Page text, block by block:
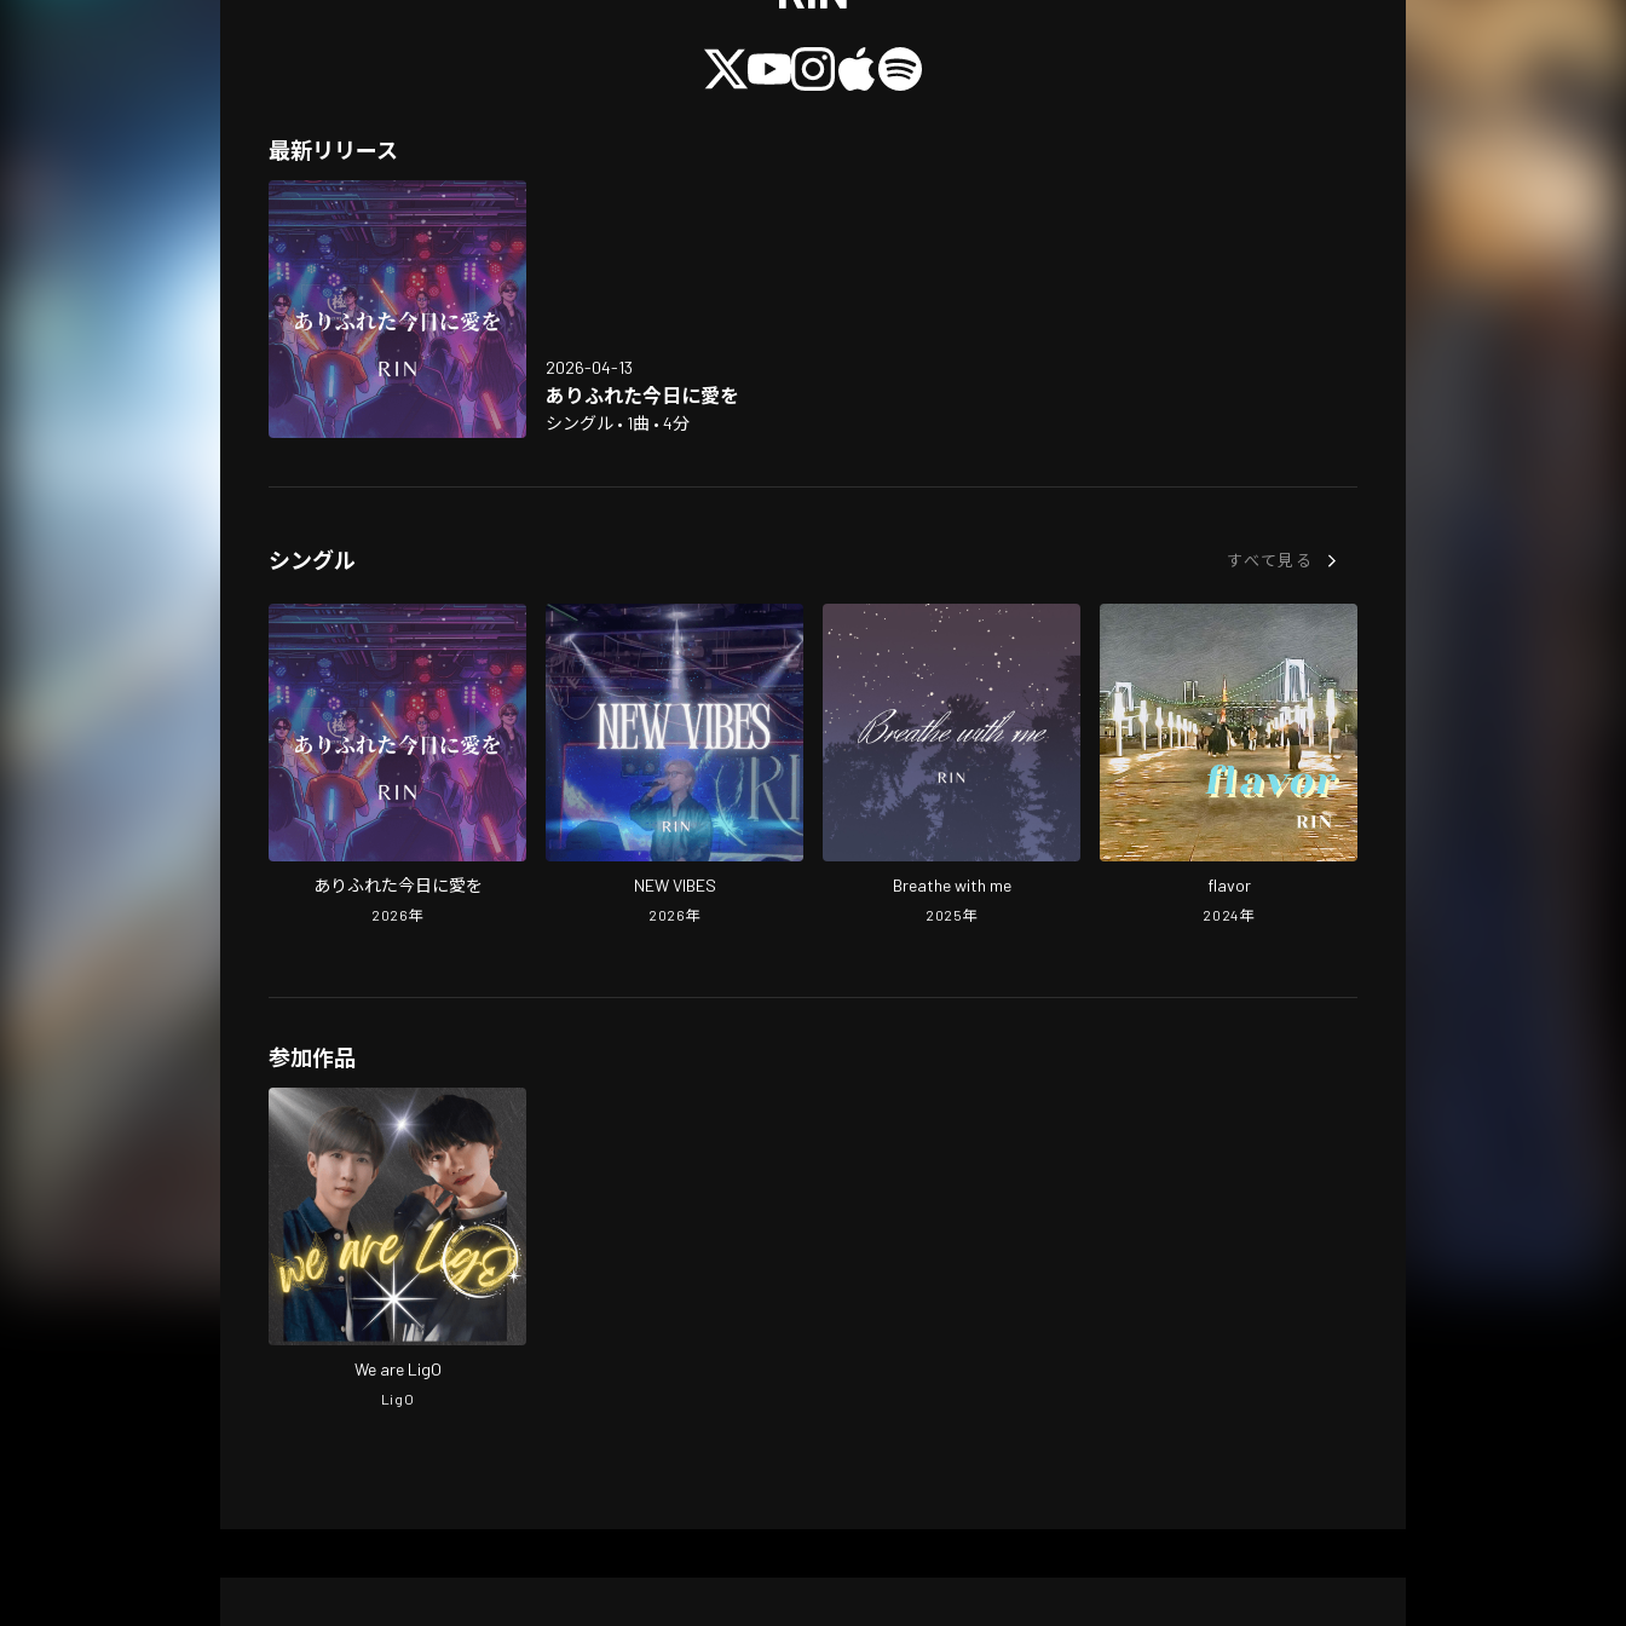
最新リリース
2026-04-13
ありふれた今日に愛を
シングル • 1曲 • 4分
シングル すべて見る
ありふれた今日に愛を
2026年
NEW VIBES
2026年
Breathe with me
2025年
flavor
2024年
参加作品
We are LigO
LigO